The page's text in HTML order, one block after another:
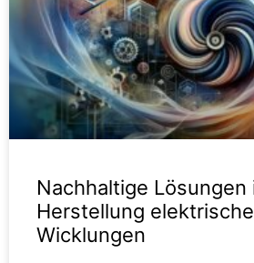
Nachhaltige Lösungen
Herstellung
Wicklungen